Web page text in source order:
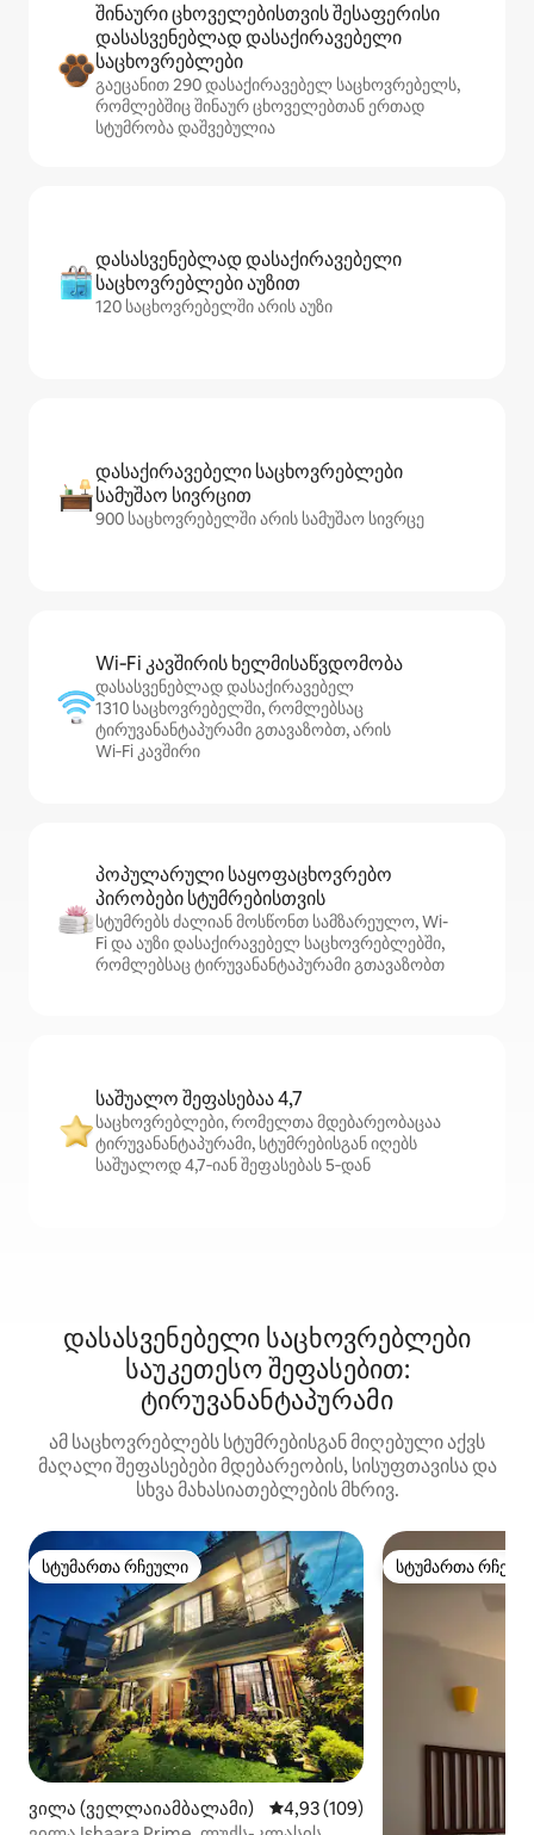
შინაური ცხოველებისთვის შესაფერისი
დასასვენებლად დასაქირავებელი
საცხოვრებლები
გაეცანით 290 დასაქირავებელ საცხოვრებელს,
რომლებშიც შინაურ ცხოველებთან ერთად
სტუმრობა დაშვებულია
დასასვენებლად დასაქირავებელი
საცხოვრებლები აუზით
120 საცხოვრებელში არის აუზი
დასაქირავებელი საცხოვრებლები
სამუშაო სივრცით
900 საცხოვრებელში არის სამუშაო სივრცე
Wi‑Fi კავშირის ხელმისაწვდომობა
დასასვენებლად დასაქირავებელ
1310 საცხოვრებელში, რომლებსაც
ტირუვანანტაპურამი გთავაზობთ, არის
Wi‑Fi კავშირი
პოპულარული საყოფაცხოვრებო
პირობები სტუმრებისთვის
სტუმრებს ძალიან მოსწონთ სამზარეულო, Wi-
Fi და აუზი დასაქირავებელ საცხოვრებლებში,
რომლებსაც ტირუვანანტაპურამი გთავაზობთ
საშუალო შეფასებაა 4,7
საცხოვრებლები, რომელთა მდებარეობაცაა
ტირუვანანტაპურამი, სტუმრებისგან იღებს
საშუალოდ 4,7‑იან შეფასებას 5‑დან
დასასვენებელი საცხოვრებლები
საუკეთესო შეფასებით:
ტირუვანანტაპურამი
ამ საცხოვრებლებს სტუმრებისგან მიღებული აქვს
მაღალი შეფასებები მდებარეობის, სისუფთავისა და
სხვა მახასიათებლების მხრივ.
სტუმართა რჩეული
სტუმართა რჩეული
ვილა (ველლაიამბალამი) საშუალო შეფასებაა 5‑დან
4,93 (109)
სტუმართა
სტუმართა